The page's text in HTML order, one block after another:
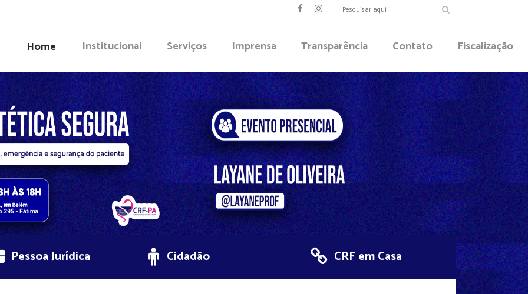
Home Institucional Serviços Imprensa Transparência Contato Fiscalização
Pessoa Jurídica Cidadão CRF em Casa